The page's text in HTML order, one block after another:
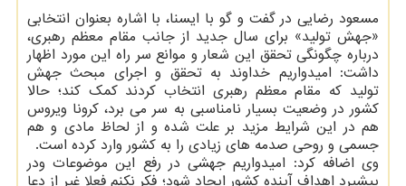
مسعود رضایی در گفت و گو با ایسنا، با اشاره بعنوان انتخابی
«جهش تولید» برای سال جدید از جانب مقام معظم رهبری،
درباره چگونگی تحقق این شعار و موانع سر راه این مورد اظهار
داشت: امیدواریم خداوند به تحقق و اجرای مبحث جهش
تولید كه مقام معظم رهبری انتخاب كردند كمك كند؛ حالا
كشور در وضعیت بسیار نامناسبی به سر می برد، كرونا ویروس
هم در این شرایط مزید بر علت شده و از لحاظ مادی و هم
جسمی و روحی صدمه های زیادی را به كشور وارد كرده است.
وی اضافه كرد: امیدواریم جهشی در رفع این موضوعات ودر